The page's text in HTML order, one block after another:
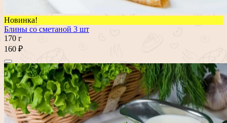
Новинка!
Блины со сметаной 3 шт
170 г
160 ₽